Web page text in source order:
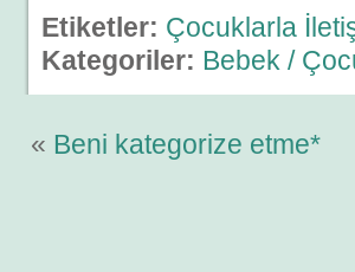
Etiketler: Çocuklarla
Kategoriler: Bebek /
« Beni kategorize etme*